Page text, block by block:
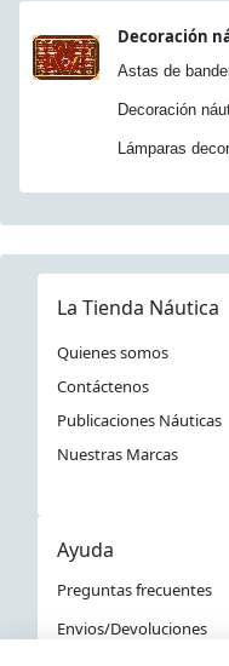
Decoración
Astas de
Decoración
Lámparas
La Tienda Náutica
Quienes somos
Contáctenos
Publicaciones Náuticas
Nuestras Marcas
Ayuda
Preguntas frecuentes
Envios/Devoluciones